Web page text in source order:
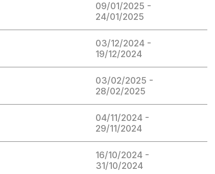
09/01/2025 -
24/01/2025
03/12/2024 -
19/12/2024
03/02/2025 -
28/02/2025
04/11/2024 -
29/11/2024
16/10/2024 -
31/10/2024